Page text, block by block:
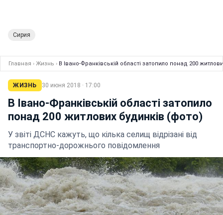
Сирия
Главная › Жизнь › В Івано-Франківській області затопило понад 200
ЖИЗНЬ 30 июня 2018 · 17:00
В Івано-Франківській області затопило
понад 200 житлових будинків (фото)
У звіті ДСНС кажуть, що кілька селищ відрізані від
транспортно-дорожнього повідомлення